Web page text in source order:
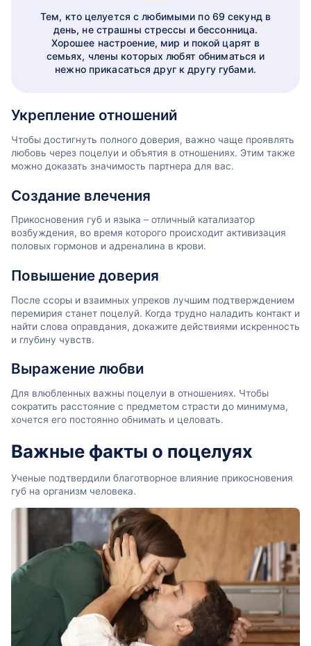
Тем, кто целуется с любимыми по 69 секунд в
день, не страшны стрессы и бессонница.
Хорошее настроение, мир и покой царят в
семьях, члены которых любят обниматься и
нежно прикасаться друг к другу губами.
Укрепление отношений
Чтобы достигнуть полного доверия, важно чаще проявлять
любовь через поцелуи и объятия в отношениях. Этим также
можно доказать значимость партнера для вас.
Создание влечения
Прикосновения губ и языка – отличный катализатор
возбуждения, во время которого происходит активизация
половых гормонов и адреналина в крови.
Повышение доверия
После ссоры и взаимных упреков лучшим подтверждением
перемирия станет поцелуй. Когда трудно наладить контакт и
найти слова оправдания, докажите действиями искренность
и глубину чувств.
Выражение любви
Для влюбленных важны поцелуи в отношениях. Чтобы
сократить расстояние с предметом страсти до минимума,
хочется его постоянно обнимать и целовать.
Важные факты о поцелуях
Ученые подтвердили благотворное влияние прикосновения
губ на организм человека.